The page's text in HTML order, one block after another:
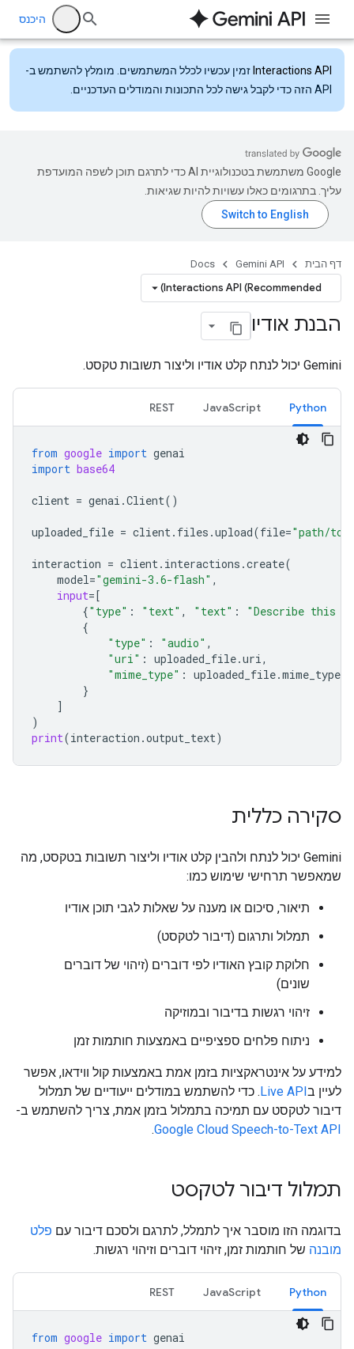
היכנס
Interactions API זמין עכשיו לכלל המשתמשים. מומלץ להשתמש ב-
API הזה כדי לקבל גישה לכל התכונות והמודלים העדכניים.
‫Google משתמשת בטכנולוגיית AI כדי לתרגם תוכן לשפה המועדפת
עליך. בתרגומים כאלו עשויות להיות שגיאות.
דף הבית Gemini API
Docs
Interactions API (Recommended)
הבנת אודיו
‫Gemini יכול לנתח קלט אודיו וליצור תשובות טקסט.
Python
JavaScript
REST
from google import genai
import base64
client = genai .Client()
uploaded_file = client. files .upload(file="path/to/
interaction = client. interactions .create(
model="gemini-3.6-flash" ,
input=[
{"type" : "text" , "text" :
"Describe this
{
"type" : "audio" ,
"uri" : uploaded_file.uri,
"mime_type" : uploaded_file.mime_type
}
]
)
print(interaction .output_text)
סקירה כללית
‫Gemini יכול לנתח ולהבין קלט אודיו וליצור תשובות בטקסט, מה
שמאפשר תרחישי שימוש כמו:
תיאור, סיכום או מענה על שאלות לגבי תוכן אודיו
תמלול ותרגום (דיבור לטקסט)
חלוקת קובץ האודיו לפי דוברים (זיהוי של דוברים
שונים)
זיהוי רגשות בדיבור ובמוזיקה
ניתוח פלחים ספציפיים באמצעות חותמות זמן
למידע על אינטראקציות בזמן אמת באמצעות קול ווידאו, אפשר
לעיין בLive API. כדי להשתמש במודלים ייעודיים של תמלול
דיבור לטקסט עם תמיכה בתמלול בזמן אמת, צריך להשתמש ב-
Google Cloud Speech-to-Text API
.
תמלול דיבור לטקסט
בדוגמה הזו מוסבר איך לתמלל, לתרגם ולסכם דיבור עם פלט
מובנה של חותמות זמן, זיהוי דוברים וזיהוי רגשות.
Python
JavaScript
REST
from google import genai